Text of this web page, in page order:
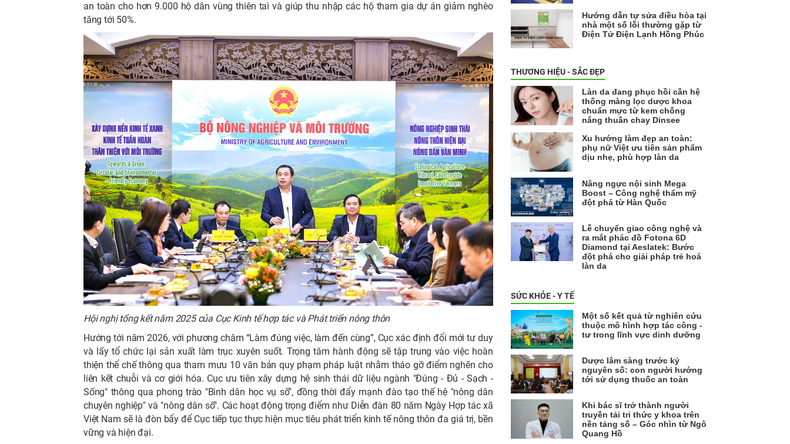
an toàn cho hơn 9.000 hộ dân vùng thiên tai và giúp thu nhập các hộ tham gia dự án giảm nghèo
tăng tới 50%.
Hội nghị tổng kết năm 2025 của Cục Kinh tế hợp tác và Phát triển nông thôn
Hướng tới năm 2026, với phương châm “Làm đúng việc, làm đến cùng”, Cục xác định đổi mới tư duy
và lấy tổ chức lại sản xuất làm trục xuyên suốt. Trọng tâm hành động sẽ tập trung vào việc hoàn
thiện thể chế thông qua tham mưu 10 văn bản quy phạm pháp luật nhằm tháo gỡ điểm nghẽn cho
liên kết chuỗi và cơ giới hóa. Cục ưu tiên xây dựng hệ sinh thái dữ liệu ngành "Đúng - Đủ - Sạch -
Sống" thông qua phong trào "Bình dân học vụ số", đồng thời đẩy mạnh đào tạo thế hệ "nông dân
chuyên nghiệp" và "nông dân số". Các hoạt động trọng điểm như Diễn đàn 80 năm Ngày Hợp tác xã
Việt Nam sẽ là đòn bẩy để Cục tiếp tục thực hiện mục tiêu phát triển kinh tế nông thôn đa giá trị, bền
vững và hiện đại.
Hướng dẫn tự sửa điều hòa tại
nhà một số lỗi thường gặp từ
Điện Tử Điện Lạnh Hồng Phúc
THƯƠNG HIỆU - SẮC ĐẸP
Làn da đang phục hồi cần hệ
thống màng lọc dược khoa
chuẩn mực từ kem chống
nắng thuần chay Dinsee
Xu hướng làm đẹp an toàn:
phụ nữ Việt ưu tiên sản phẩm
dịu nhẹ, phù hợp làn da
Nâng ngực nội sinh Mega
Boost – Công nghệ thẩm mỹ
đột phá từ Hàn Quốc
Lễ chuyển giao công nghệ và
ra mắt phác đồ Fotona 6D
Diamond tại Aeslatek: Bước
đột phá cho giải pháp trẻ hoá
làn da
SỨC KHỎE - Y TẾ
Một số kết quả từ nghiên cứu
thuộc mô hình hợp tác công -
tư trong lĩnh vực dinh dưỡng
Dược lâm sàng trước kỷ
nguyên số: con người hướng
tới sử dụng thuốc an toàn
Khi bác sĩ trở thành người
truyền tải tri thức y khoa trên
nền tảng số – Góc nhìn từ Ngô
Quang Hồ